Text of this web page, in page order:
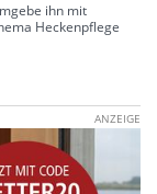
ihn mit
Heckenpflege
ANZEIGE